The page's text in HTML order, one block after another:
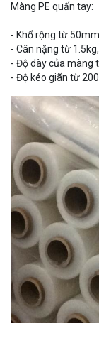
Màng PE quấn tay:
- Khổ rộng từ
- Cân nặng từ
- Độ dày của màng
- Độ kéo giãn từ